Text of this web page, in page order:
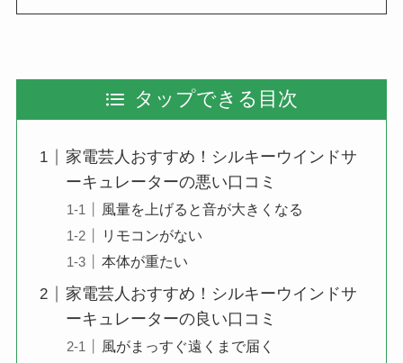
タップできる目次
家電芸人おすすめ！シルキーウインドサ
ーキュレーターの悪い口コミ
風量を上げると音が大きくなる
リモコンがない
本体が重たい
家電芸人おすすめ！シルキーウインドサ
ーキュレーターの良い口コミ
風がまっすぐ遠くまで届く